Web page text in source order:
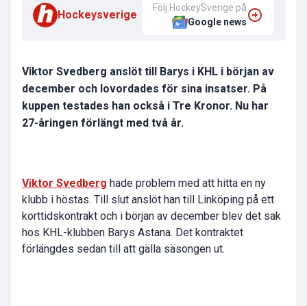
Hockeysverige
Följ HockeySverige på
Google news
Viktor Svedberg anslöt till Barys i KHL i början av
december och lovordades för sina insatser. På
kuppen testades han också i Tre Kronor. Nu har
27-åringen förlängt med två år.
Viktor Svedberg hade problem med att hitta en ny
klubb i höstas. Till slut anslöt han till Linköping på ett
korttidskontrakt och i början av december blev det sak
hos KHL-klubben Barys Astana. Det kontraktet
förlängdes sedan till att gälla säsongen ut.